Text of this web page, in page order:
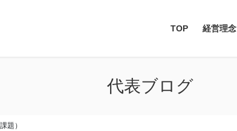
TOP 経営理念
代表ブログ
題）